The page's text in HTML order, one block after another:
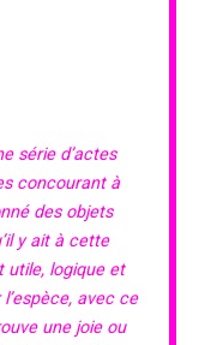
série d’actes
concourant à
des objets
y ait à cette
utile, logique et
avec ce
une joie ou